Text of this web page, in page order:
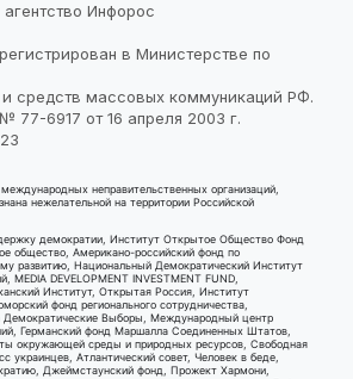
Инфорос
в Министерстве по
средств массовых коммуникаций РФ.
77-6917 от 16 апреля 2003 г.